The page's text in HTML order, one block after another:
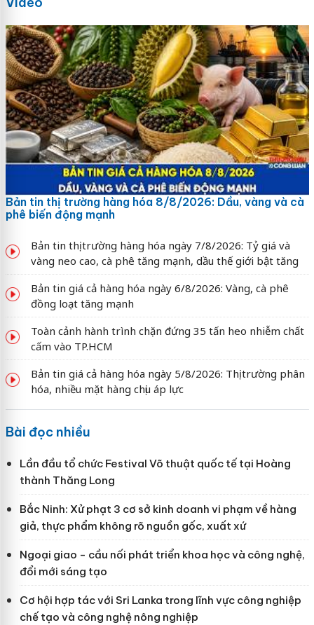
Bản tin thị trường hàng hóa 8/8/2026: Dầu, vàng và cà
phê biến động mạnh
Bản tin thị trường hàng hóa ngày 7/8/2026: Tỷ giá và
vàng neo cao, cà phê tăng mạnh, dầu thế giới bật tăng
Bản tin giá cả hàng hóa ngày 6/8/2026: Vàng, cà phê
đồng loạt tăng mạnh
Toàn cảnh hành trình chặn đứng 35 tấn heo nhiễm chất
cấm vào TP.HCM
Bản tin giá cả hàng hóa ngày 5/8/2026: Thị trường phân
hóa, nhiều mặt hàng chịu áp lực
Bài đọc nhiều
Lần đầu tổ chức Festival Võ thuật quốc tế tại Hoàng
thành Thăng Long
Bắc Ninh: Xử phạt 3 cơ sở kinh doanh vi phạm về hàng
giả, thực phẩm không rõ nguồn gốc, xuất xứ
Ngoại giao - cầu nối phát triển khoa học và công nghệ,
đổi mới sáng tạo
Cơ hội hợp tác với Sri Lanka trong lĩnh vực công nghiệp
chế tạo và công nghệ nông nghiệp